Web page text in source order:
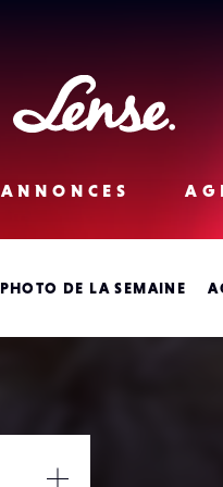
ANNONCES
PHOTO DE LA SEMAINE